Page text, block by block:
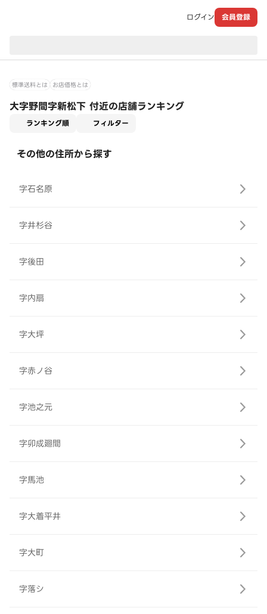
ログイン 会員登録
標準送料とは お店価格とは
大字野間字新松下 付近の店舗ランキング
ランキング順 フィルター
その他の住所から探す
字石名原
字井杉谷
字後田
字内扇
字大坪
字赤ノ谷
字池之元
字卯成廻間
字馬池
字大着平井
字大町
字落シ